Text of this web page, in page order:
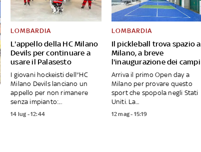
L'appello della HC Milano
Devils per continuare a
usare il Palasesto
LOMBARDIA
I giovani hockeisti dell'’HC
Milano Devils lanciano un
appello per non rimanere
senza impianto:...
14 lug - 12:44
Il pickleball trova spazio a
Milano, a breve
l'inaugurazione dei campi
LOMBARDIA
Arriva il primo Open day a
Milano per provare questo
sport che spopola negli Stati
Uniti. La...
12 mag - 15:19